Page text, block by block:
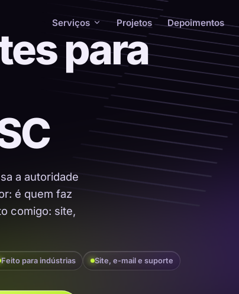
Serviços Projetos Depoimentos
para
a autoridade
é quem faz
comigo: site,
Feito para indústrias Site, e-mail e suporte